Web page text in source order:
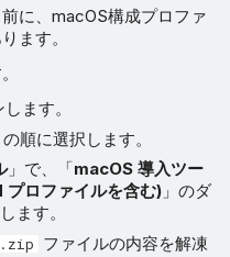
に、macOS構成プロファ
ます。
ます。
の順に選択します。
」で、「macOS 導入ツー
ロファイルを含む) 」のダ
ます。
ファイルの内容を解凍